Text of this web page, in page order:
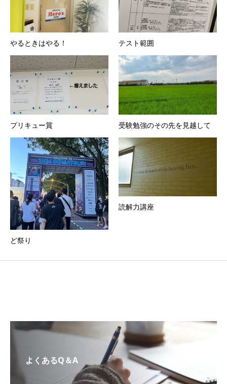
やるときはやる！ テスト範囲
プリキュー賞 受験勉強のその先を見越して
ど祭り
読解力講座
よくあるQ＆A